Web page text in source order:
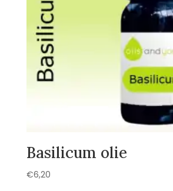
Basilicum olie
€6,20